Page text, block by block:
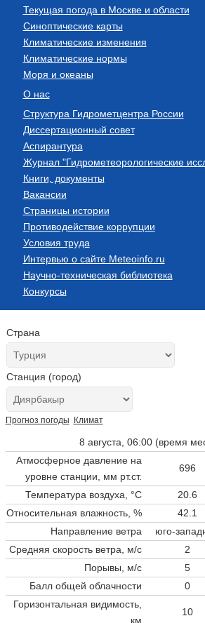
Текущая погода в Москве и области
Синоптические карты
Климатические изменения
Климатические нормы
Моря и океаны
О нас
Структура Гидрометцентра России
Диссертационный совет
Аспирантура
Журнал "Гидрометеорологические
Книги, документы
Вакансии
Страницы истории
Противодействие коррупции
Условия труда
Интервью о сайте Meteoinfo.ru
Научно-техническая библиотека
Конкурсы
Страна
Станция (город)
Прогноз погоды Климат
8 августа, 06:00 (время
Атмосферное давление на
уровне станции, мм рт.ст.
696
Температура воздуха, °C
20.6
Относительная влажность, %
42.1
Направление ветра
юго-
Средняя скорость ветра, м/с
2
Порывы, м/с
5
Балл общей облачности
0
Горизонтальная видимость,
км
10